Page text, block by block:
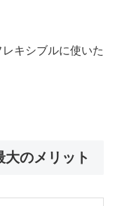
キシブルに使いた
のメリット